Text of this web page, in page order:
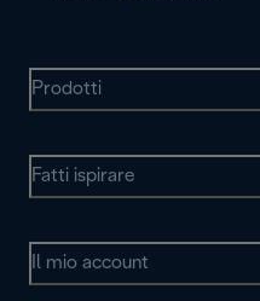
Prodotti
Fatti ispirare
Il mio account